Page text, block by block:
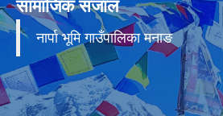
सामाजिक संजाल
नार्पा भूमि गाउँपालिका मनाङ